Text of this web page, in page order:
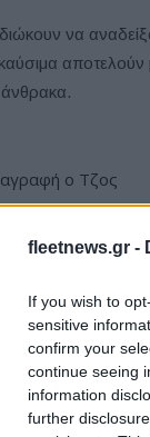
fleetnews.gr -
If you wish to
sensitive
confirm your
continue seeing
information
further
να
ο Τζος